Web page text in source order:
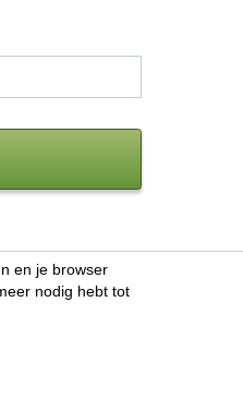
en je browser
nodig hebt tot